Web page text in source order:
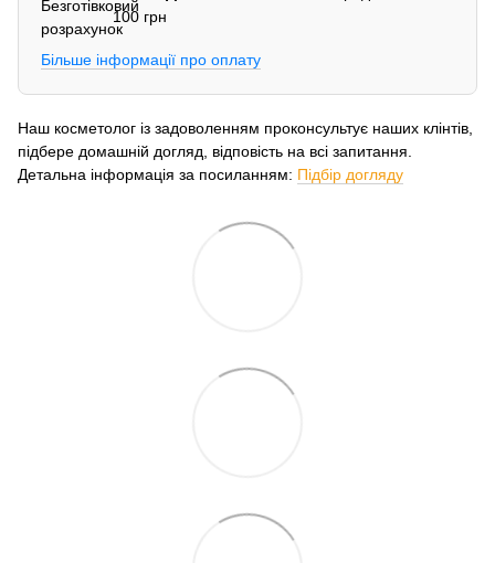
100 грн
Більше інформації про оплату
Наш косметолог із задоволенням проконсультує наших клінтів,
підбере домашній догляд, відповість на всі запитання.
Детальна інформація за посиланням: Підбір догляду